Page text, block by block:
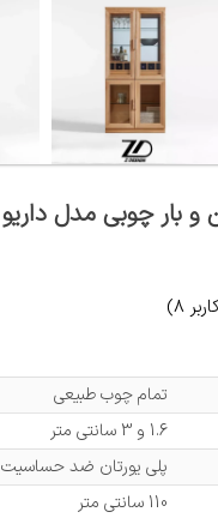
و بار چوبی مدل داریو
8
)
تمام چوب طبیعی
1.6 و 3 سانتی متر
پلی یورتان ضد حساسیت
110 سانتی متر